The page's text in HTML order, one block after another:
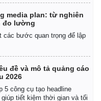
media plan: từ nghiên
đo lường
các bước quan trọng để lập
đề và mô tả quảng cáo
2026
5 công cụ tạo headline
giúp tiết kiệm thời gian và tối